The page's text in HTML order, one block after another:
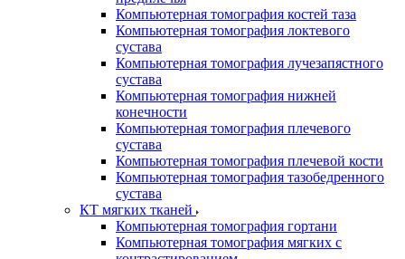
Компьютерная томография костей таза
Компьютерная томография локтевого
сустава
Компьютерная томография лучезапястного
сустава
Компьютерная томография нижней
конечности
Компьютерная томография плечевого
сустава
Компьютерная томография плечевой кости
Компьютерная томография тазобедренного
сустава
КТ мягких тканей
Компьютерная томография гортани
Компьютерная томография мягких с